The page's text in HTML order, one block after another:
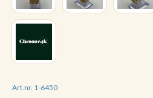
Art.nr. 1-6450